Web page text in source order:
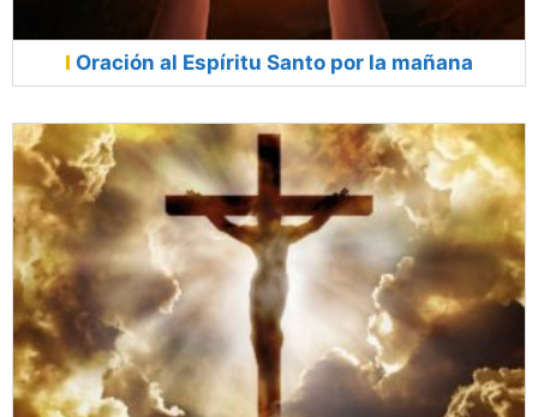
Oración al Espíritu Santo por la mañana